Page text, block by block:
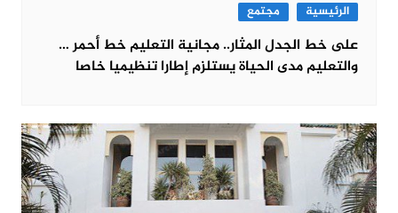
الرئيسية مجتمع
على خط الجدل المثار.. مجانية التعليم خط أحمر …
والتعليم مدى الحياة يستلزم إطارا تنظيميا خاصا